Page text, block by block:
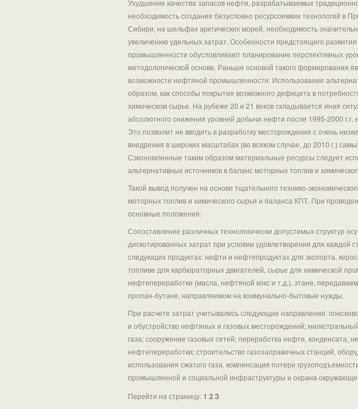
Ухудшение качества запасов нефти, разрабатываемых
необходимость создания безусловно ресурсоемких технологий в
Сибири, на шельфах арктических морей, необходимость
увеличению удельных затрат. Особенности предстоящего
промышленности обусловливают планирование перспективных
методологической основе. Раньше основой такого формирования
возможности нефтяной промышленности. Использование
образом, как способы покрытия возможного дефицита в
химическом сырье. На рубеже 20 и 21 веков складывается иная
абсолютного снижения уровней добычи нефти после 1995-2000 г.г.
Это позволит не вводить в разработку месторождения с очень
внедрения в широких масштабах (во всяком случае, до 2010 г.)
Сэкономленные таким образом материальные ресурсы следует
альтернативных источников в баланс моторных топлив и
Такой вывод получен на основе тщательного технико-
моторных топлив и химического сырья и баланса КПТ. При
основные положения.
Сопоставление различных технологически допустимых структур
дискотированных затрат при условии удовлетворения для каждой
следующих продуктах: нефти и нефтепродуктах для экспорта,
топливе для карбюраторных двигателей, сырье для химической
нефтепереработки (масла, нефтяной кокс и т.д.), этане,
пропан-бутане, направляемом на коммунально-бытовые нужды.
При расчете затрат учитывались следующие направления:
и обустройство нефтяных и газовых месторождений;
газа; сооружение газовых сетей; переработка нефти, конденсата,
нефтепереработки; строительство газозаправочных станций,
использования сжатого газа, компенсация потери
промышленной и социальной инфраструктуры и охрана
Перейти на страницу: 1 23